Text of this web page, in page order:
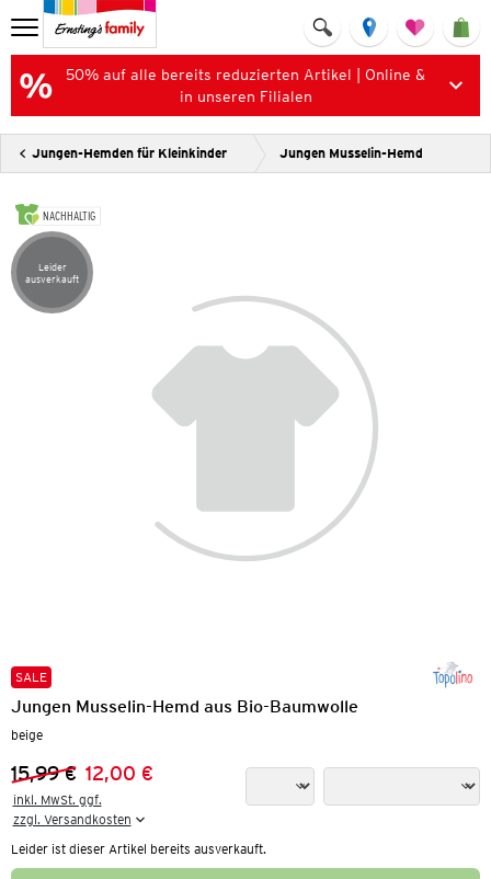
50% auf alle bereits reduzierten Artikel | Online &
in unseren Filialen
Jungen-Hemden für Kleinkinder Jungen Musselin-Hemd
NACHHALTIG
Artikel leider ausverkauft
Leider
ausverkauft
SALE
Jungen Musselin-Hemd aus Bio-Baumwolle
beige
Vorheriger Preis:
15,99 €
Neuer Preis:
12,00 €
inkl. MwSt. ggf.
zzgl. Versandkosten
Leider ist dieser Artikel bereits ausverkauft.